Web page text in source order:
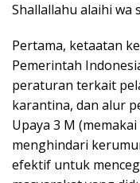
Shallallahu alaihi wa
Pertama, ketaatan
Pemerintah
peraturan terkait
karantina, dan alur
Upaya 3 M
menghindari
efektif untuk